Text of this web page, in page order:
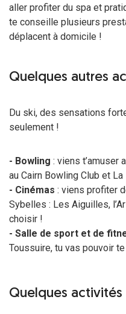
aller profiter du spa et
te conseille plusieurs
déplacent à domicile !
Quelques autres
Du ski, des sensations
seulement !
- Bowling : viens t’amuser
au Cairn Bowling Club et
- Cinémas : viens profiter
Sybelles : Les Aiguilles,
choisir !
- Salle de sport et de
Toussuire, tu vas pouvoir
Quelques activités